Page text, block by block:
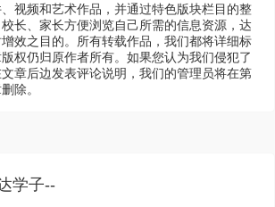
视频和艺术作品，并通过特色版块栏目的整
长、家长方便浏览自己所需的信息资源，达
效之目的。所有转载作品，我们都将详细标
权仍归原作者所有。如果您认为我们侵犯了
章后边发表评论说明，我们的管理员将在第
除。
学子--